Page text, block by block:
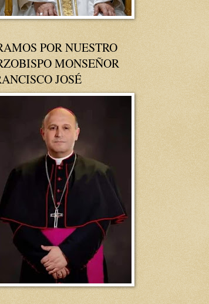
POR NUESTRO
MONSEÑOR
JOSÉ